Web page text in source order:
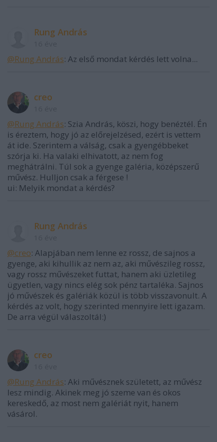
Rung András
@Rung András: Az első mondat kérdés lett volna...
creo
@Rung András: Szia András, köszi, hogy benéztél. Én
is éreztem, hogy jó az előrejelzésed, ezért is vettem
át ide. Szerintem a válság, csak a gyengébbeket
szórja ki. Ha valaki elhivatott, az nem fog
meghátrálni. Túl sok a gyenge galéria, középszerű
művész. Hulljon csak a férgese !
ui: Melyik mondat a kérdés?
Rung András
@creo: Alapjában nem lenne ez rossz, de sajnos a
gyenge, aki kihullik az nem az, aki művészileg rossz,
vagy rossz művészeket futtat, hanem aki üzletileg
ügyetlen, vagy nincs elég sok pénz tartaléka. Sajnos
jó művészek és galériák közül is több visszavonult. A
kérdés az volt, hogy szerinted mennyire lett igazam.
De arra végül válaszoltál:)
creo
@Rung András: Aki művésznek született, az művész
lesz mindig. Akinek meg jó szeme van és okos
kereskedő, az most nem galériát nyit, hanem
vásárol.